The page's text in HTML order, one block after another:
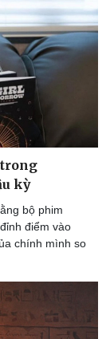
kỳ
bộ phim
điểm vào
chính mình so